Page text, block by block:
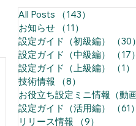
All Posts （143）
お知らせ
（11）
設定ガイド（初級編）
（30）
設定ガイド（中級編）
（17）
設定ガイド（上級編）
（1）
技術情報
（8）
設定ガイド（活用編）
（61）
リリース情報
（9）